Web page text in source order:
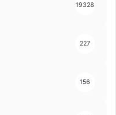
19328
227
156